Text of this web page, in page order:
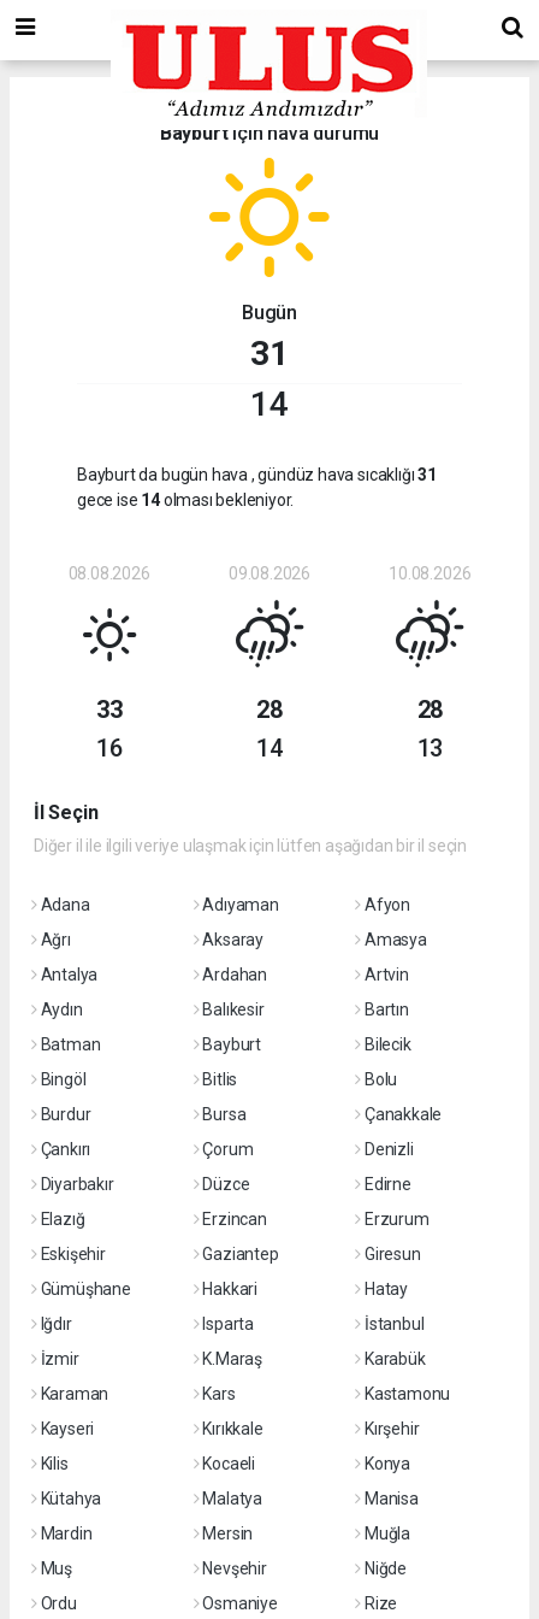
Bayburtiçin hava durumu
Bugün
31
14
Bayburt da bugün hava , gündüz hava sıcaklığı31
gece ise 14olması bekleniyor.
08.08.2026
33
16
09.08.2026
28
14
10.08.2026
28
13
İl Seçin
Diğer il ile ilgili veriye ulaşmak için lütfen aşağıdan bir il seçin
Adana Adıyaman
Afyon
Ağrı
Aksaray
Amasya
Antalya
Ardahan
Artvin
Aydın
Balıkesir
Bartın
Batman
Bayburt
Bilecik
Bingöl
Bitlis
Bolu
Burdur
Bursa
Çanakkale
Çankırı
Çorum
Denizli
Diyarbakır
Düzce
Edirne
Elazığ
Erzincan
Erzurum
Eskişehir
Gaziantep
Giresun
Gümüşhane
Hakkari
Hatay
Iğdır
Isparta
İstanbul
İzmir
K.Maraş
Karabük
Karaman
Kars
Kastamonu
Kayseri
Kırıkkale
Kırşehir
Kilis
Kocaeli
Konya
Kütahya
Malatya
Manisa
Mardin
Mersin
Muğla
Muş
Nevşehir
Niğde
Ordu
Osmaniye Rize